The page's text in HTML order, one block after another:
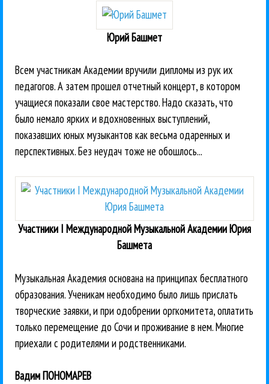
Юрий Башмет
Всем участникам Академии вручили дипломы из рук их
педагогов. А затем прошел отчетный концерт, в котором
учащиеся показали свое мастерство. Надо сказать, что
было немало ярких и вдохновенных выступлений,
показавших юных музыкантов как весьма одаренных и
перспективных. Без неудач тоже не обошлось...
Участники I Международной Музыкальной Академии Юрия
Башмета
Музыкальная Академия основана на принципах бесплатного
образования. Ученикам необходимо было лишь прислать
творческие заявки, и при одобрении оргкомитета, оплатить
только перемещение до Сочи и проживание в нем. Многие
приехали с родителями и родственниками.
Вадим ПОНОМАРЕВ